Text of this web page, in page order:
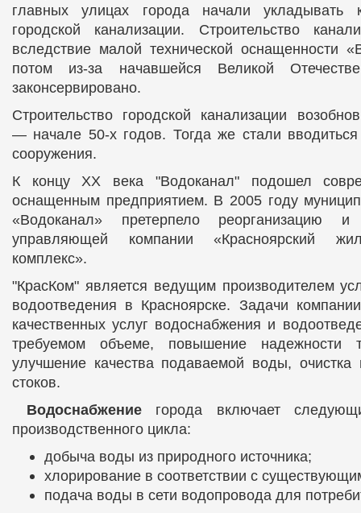
главных улицах города начали укладывать
городской канализации. Строительство
вследствие малой технической оснащенности
потом из-за начавшейся Великой
законсервировано.
Строительство городской канализации
— начале 50-х годов. Тогда же стали вводиться
сооружения.
К концу ХХ века "Водоканал" подошел
оснащенным предприятием. В 2005 году
«Водоканал» претерпело
управляющей компании «Красноярский
комплекс».
"КрасКом" является ведущим производителем
водоотведения в Красноярске. Задачи
качественных услуг водоснабжения и
требуемом объеме, повышение надежности
улучшение качества подаваемой воды, очистка
стоков.
Водоснабжениегорода включает
производственного цикла:
добыча воды из природного источника;
хлорирование в соответствии с
подача воды в сети водопровода для